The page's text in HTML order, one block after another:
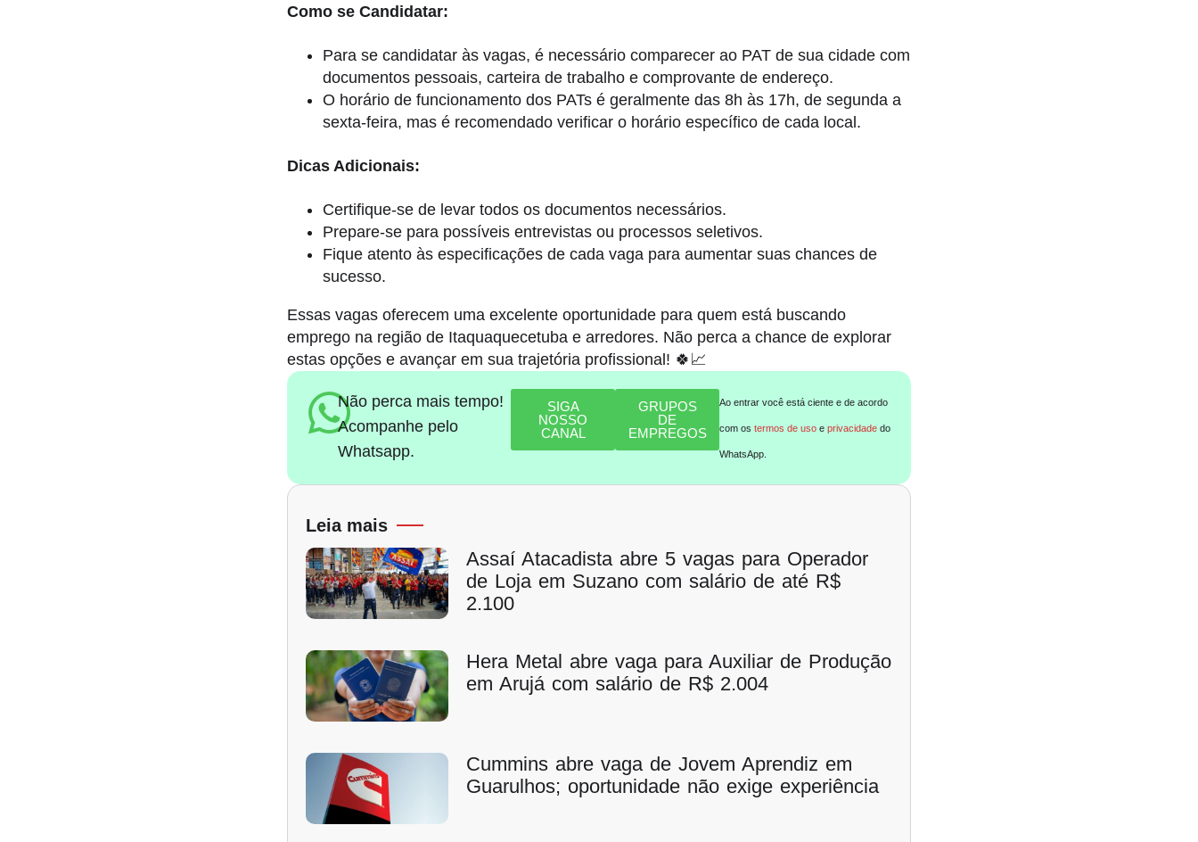
Como se Candidatar:
Para se candidatar às vagas, é necessário comparecer ao PAT de sua cidade com
documentos pessoais, carteira de trabalho e comprovante de endereço.
O horário de funcionamento dos PATs é geralmente das 8h às 17h, de segunda a
sexta-feira, mas é recomendado verificar o horário específico de cada local.
Dicas Adicionais:
Certifique-se de levar todos os documentos necessários.
Prepare-se para possíveis entrevistas ou processos seletivos.
Fique atento às especificações de cada vaga para aumentar suas chances de
sucesso.
Essas vagas oferecem uma excelente oportunidade para quem está buscando
emprego na região de Itaquaquecetuba e arredores. Não perca a chance de explorar
estas opções e avançar em sua trajetória profissional! 🍀📈
Não perca mais tempo!
Acompanhe pelo
Whatsapp.
SIGA
NOSSO
CANAL
GRUPOS
DE
EMPREGOS
Ao entrar você está ciente e de acordo
com ostermos de uso eprivacidade do
WhatsApp.
Leia mais
Assaí Atacadista abre 5 vagas para Operador
de Loja em Suzano com salário de até R$
2.100
Hera Metal abre vaga para Auxiliar de Produção
em Arujá com salário de R$ 2.004
Cummins abre vaga de Jovem Aprendiz em
Guarulhos; oportunidade não exige experiência